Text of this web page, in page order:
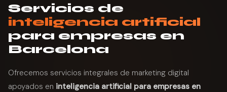
Servicios de
inteligencia artificial
para empresas en
Barcelona
Ofrecemos servicios integrales de marketing digital
apoyados en inteligencia artificial para empresas en